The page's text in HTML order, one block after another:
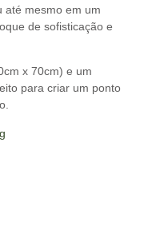
até mesmo em um
de sofisticação e
x 70cm) e um
para criar um ponto